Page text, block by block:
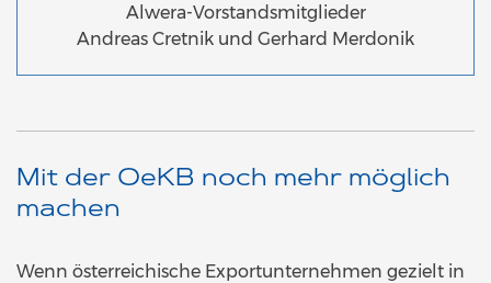
Alwera-Vorstandsmitglieder
Andreas Cretnik und Gerhard Merdonik
Mit der OeKB noch mehr möglich
machen
Wenn österreichische Exportunternehmen gezielt in